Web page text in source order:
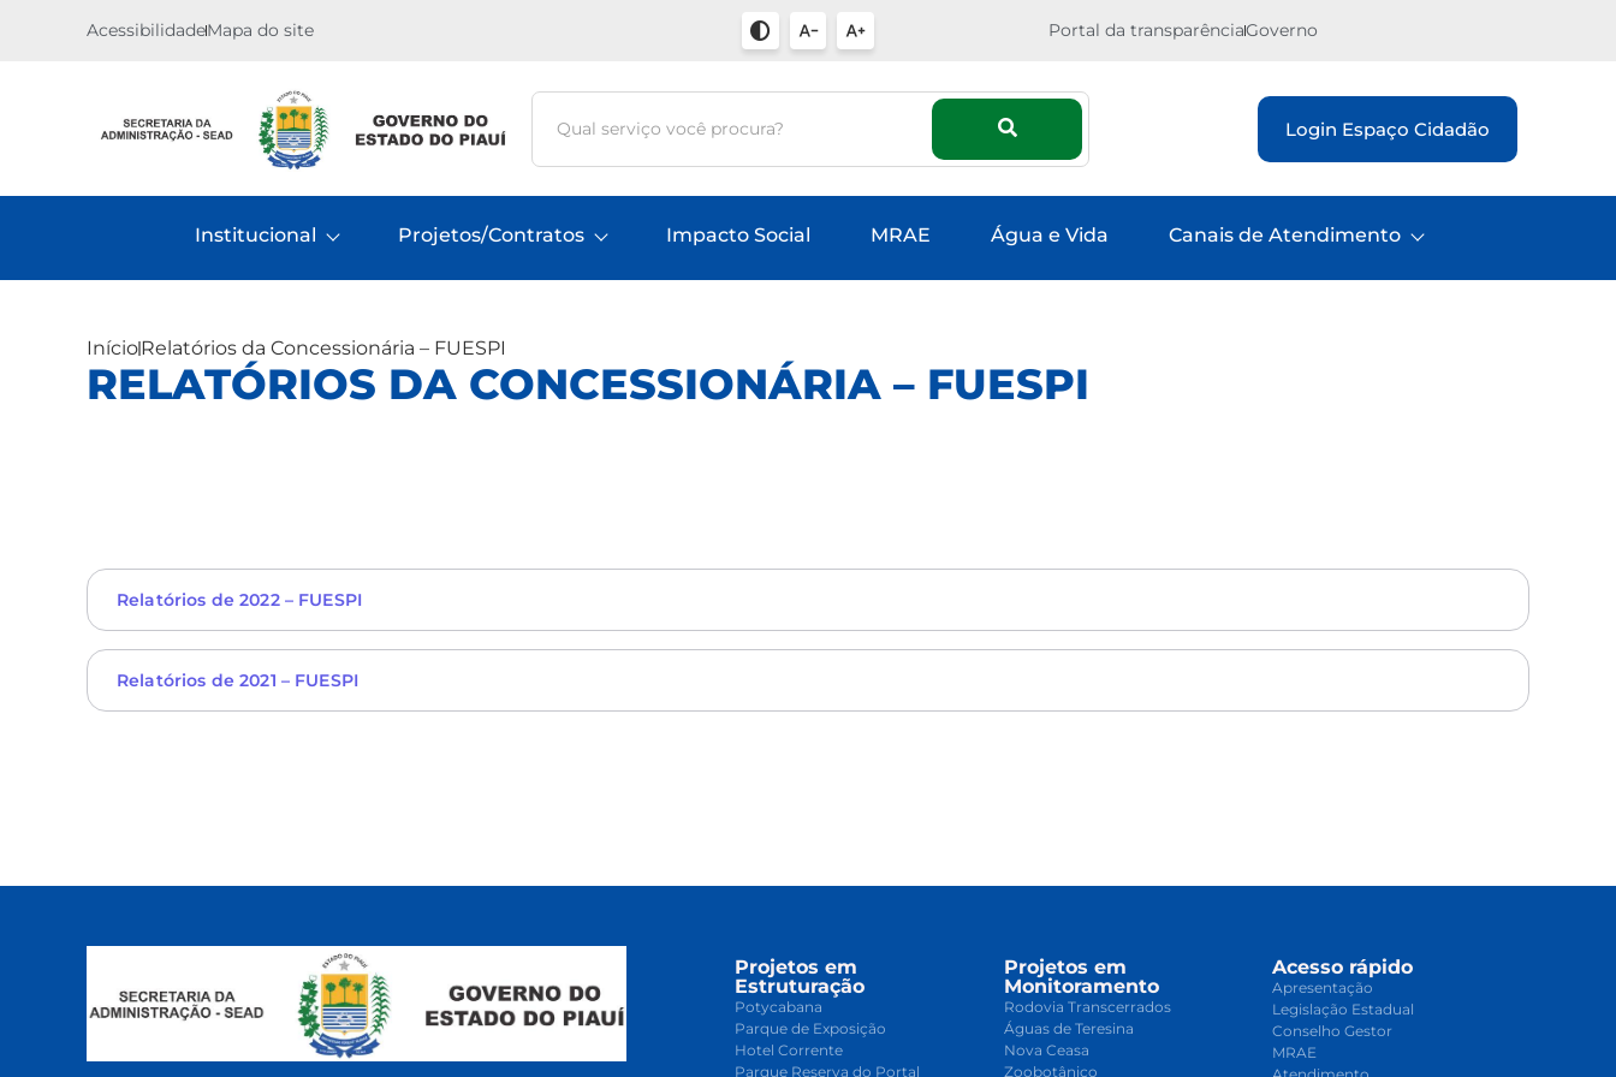
AcessibilidadeMapa do site Portal da transparênciaGoverno
Login Espaço Cidadão
Institucional Projetos/Contratos Impacto Social MRAE Água e Vida Canais de Atendimento
InícioRelatórios da Concessionária – FUESPI
RELATÓRIOS DA CONCESSIONÁRIA – FUESPI
Relatórios de 2022 – FUESPI
Relatórios de 2021 – FUESPI
Projetos em
Estruturação
Potycabana
Parque de Exposição
Hotel Corrente
Parque Reserva do Portal
Projetos em
Monitoramento
Rodovia Transcerrados
Águas de Teresina
Nova Ceasa
Zoobotânico
Acesso rápido
Apresentação
Legislação Estadual
Conselho Gestor
MRAE